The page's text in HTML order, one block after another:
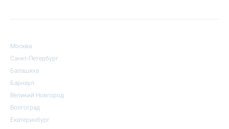
Москва
Санкт-Петербург
Балашиха
Барнаул
Великий Новгород
Волгоград
Екатеринбург